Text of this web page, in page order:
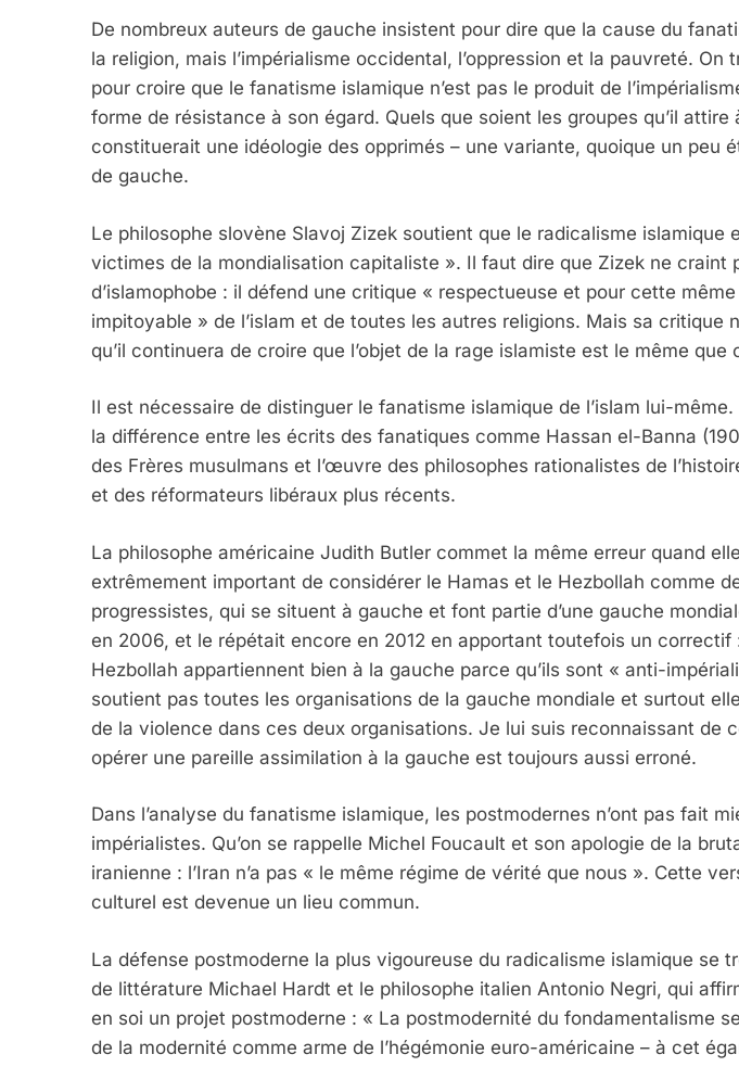
De nombreux auteurs de gauche insistent pour dire que la cause du
la religion, mais l’impérialisme occidental, l’oppression et la pauvreté. On
pour croire que le fanatisme islamique n’est pas le produit de
forme de résistance à son égard. Quels que soient les groupes qu’il attire
constituerait une idéologie des opprimés – une variante, quoique un peu
de gauche.
Le philosophe slovène Slavoj Zizek soutient que le radicalisme islamique
victimes de la mondialisation capitaliste ». Il faut dire que Zizek ne craint
d’islamophobe : il défend une critique « respectueuse et pour cette
impitoyable » de l’islam et de toutes les autres religions. Mais sa critique
qu’il continuera de croire que l’objet de la rage islamiste est le même que
Il est nécessaire de distinguer le fanatisme islamique de l’islam lui-
la différence entre les écrits des fanatiques comme Hassan el-Banna
des Frères musulmans et l’œuvre des philosophes rationalistes de
et des réformateurs libéraux plus récents.
La philosophe américaine Judith Butler commet la même erreur quand
extrêmement important de considérer le Hamas et le Hezbollah comme
progressistes, qui se situent à gauche et font partie d’une gauche
en 2006, et le répétait encore en 2012 en apportant toutefois un correctif
Hezbollah appartiennent bien à la gauche parce qu’ils sont « anti-
soutient pas toutes les organisations de la gauche mondiale et surtout elle
de la violence dans ces deux organisations. Je lui suis reconnaissant de
opérer une pareille assimilation à la gauche est toujours aussi erroné.
Dans l’analyse du fanatisme islamique, les postmodernes n’ont pas fait
impérialistes. Qu’on se rappelle Michel Foucault et son apologie de la
iranienne : l’Iran n’a pas « le même régime de vérité que nous ». Cette
culturel est devenue un lieu commun.
La défense postmoderne la plus vigoureuse du radicalisme islamique se
de littérature Michael Hardt et le philosophe italien Antonio Negri, qui
en soi un projet postmoderne : « La postmodernité du fondamentalisme
de la modernité comme arme de l’hégémonie euro-américaine – à cet